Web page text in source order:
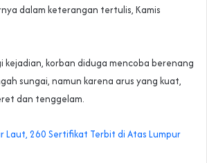
dalam keterangan tertulis, Kamis
kejadian, korban diduga mencoba berenang
sungai, namun karena arus yang kuat,
dan tenggelam.
Laut, 260 Sertifikat Terbit di Atas Lumpur